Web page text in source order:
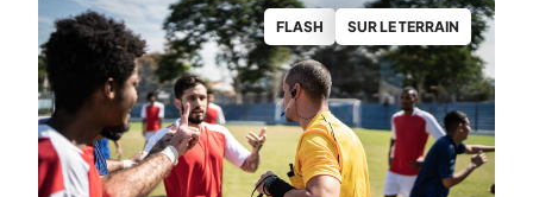
FLASH SUR LE TERRAIN